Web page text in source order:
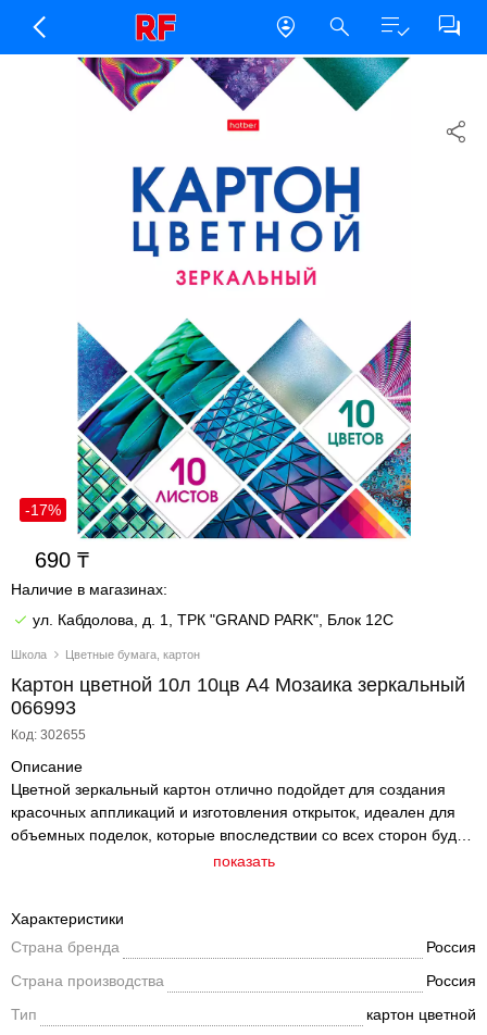
Школа Цветные бумага, картон
Картон цветной 10л 10цв А4 Мозаика зеркальный
066993
Код: 302655
-17%
690
Наличие в магазинах:
ул. Кабдолова, д. 1, ТРК "GRAND PARK", Блок 12C
Описание
Цветной зеркальный картон отлично подойдет для создания
красочных аппликаций и изготовления открыток, идеален для
объемных поделок, которые впоследствии со всех сторон будут
выглядеть эстетично и сохранять целостность конструкции и
показать
Характеристики
Страна бренда
Россия
Страна производства
Россия
Тип
картон цветной